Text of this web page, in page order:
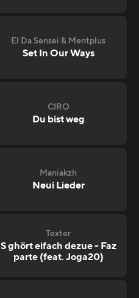
El Da Sensei & Mentplus
Set In Our Ways
CIRO
Du bist weg
Maniakzh
Neui Lieder
Texter
S ghört eifach dezue - Faz
parte (feat. Joga20)